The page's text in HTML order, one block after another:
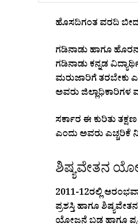
ಹೊಸದಿಗಂತ ವರದಿ
ಗಡಿನಾಡು ಹಾಗೂ
ಗಡಿನಾಡು ಕನ್ನಡ
ಮರುಜಾರಿಗೆ ತರಬೇಕು
ಅವರು
ಸರ್ಕಾರ ಈ ಕುರಿತು
ಎಂದು ಅವರು ಎಚ್ಚರಿಕೆ
ಶಿಷ್ಯವೇತನ
2011-12ರಲ್ಲಿ
ಪ್ರಶಸ್ತಿ ಹಾಗೂ